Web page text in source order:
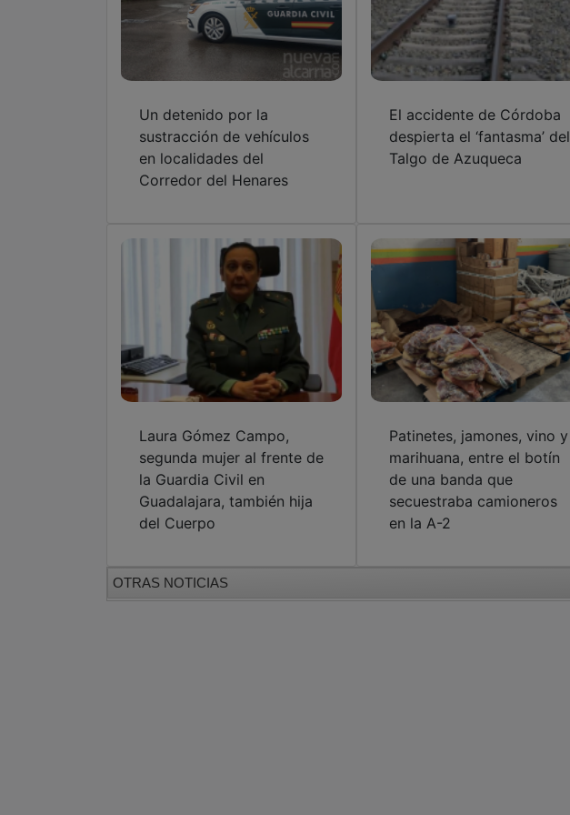
Un detenido por la
sustracción de vehículos
en localidades del
Corredor del Henares
El accidente de Córdoba
despierta el ‘fantasma’ del
Talgo de Azuqueca
Laura Gómez Campo,
segunda mujer al frente de
la Guardia Civil en
Guadalajara, también hija
del Cuerpo
Patinetes, jamones, vino y
marihuana, entre el botín
de una banda que
secuestraba camioneros
en la A-2
OTRAS NOTICIAS